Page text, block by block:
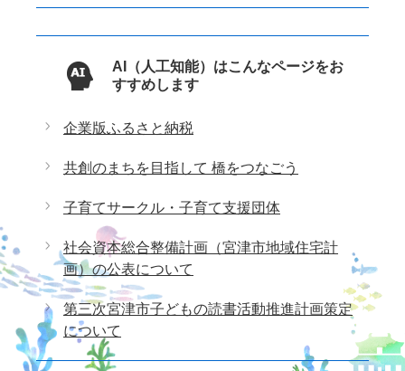
AI（人工知能）はこんなページをお
すすめします
企業版ふるさと納税
共創のまちを目指して 橋をつなごう
子育てサークル・子育て支援団体
社会資本総合整備計画（宮津市地域住宅計
画）の公表について
第三次宮津市子どもの読書活動推進計画策定
について